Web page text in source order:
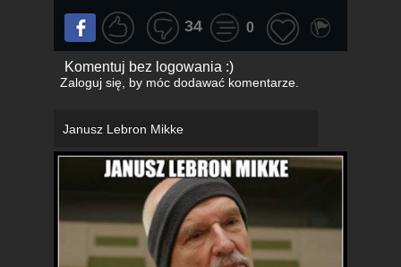
34 0
Komentuj bez logowania :)
Zaloguj się, by móc dodawać komentarze.
Janusz Lebron Mikke